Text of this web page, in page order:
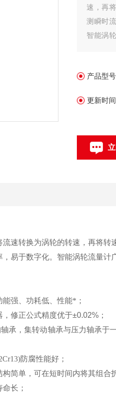
速，再
测瞬时
智能涡
产品型
更新时间
流速转换为涡轮的转速，再将转
，易于数字化。 智能涡轮流量计
能强、功耗低、性能* ；
， 修正公式精度优于±0.02%；
承，集转动轴承与压力轴承于
防腐性能好；
简单，可在短时间内将其组合
命长 ；